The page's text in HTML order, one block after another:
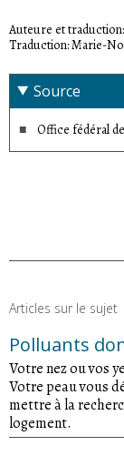
Auteure et
Traduction: Marie-
Source
Office fédéral
Articles sur le sujet
Polluants
Votre nez ou vos
Votre peau vous
mettre à la
logement.